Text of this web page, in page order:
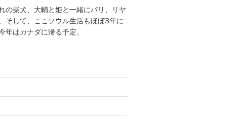
の柴犬、大輔と姫と一緒にパリ、リヤ
そして、ここソウル生活もほぼ3年に
年はカナダに帰る予定。